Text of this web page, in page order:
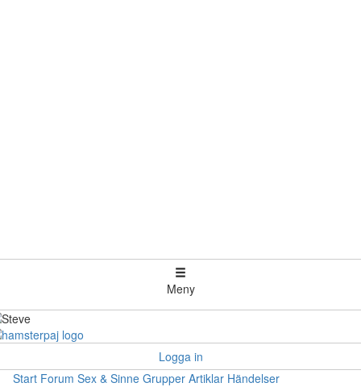
Meny
Logga in
Start Forum Sex & Sinne Grupper Artiklar Händelser